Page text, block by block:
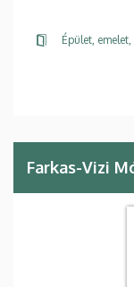
Épület,
Farkas-Vizi